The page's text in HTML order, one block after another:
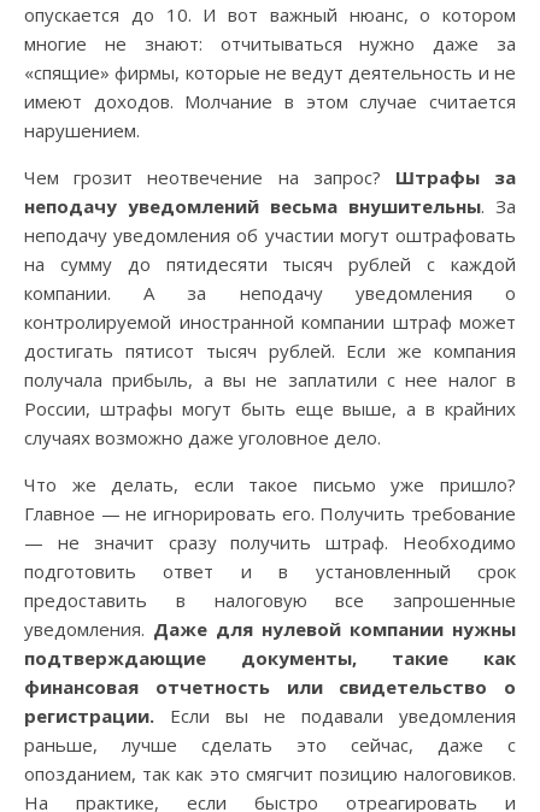
опускается до 10. И вот важный нюанс, о котором
многие не знают: отчитываться нужно даже за
«спящие» фирмы, которые не ведут деятельность и не
имеют доходов. Молчание в этом случае считается
нарушением.
Чем грозит неотвечение на запрос? Штрафы за
неподачу уведомлений весьма внушительны. За
неподачу уведомления об участии могут оштрафовать
на сумму до пятидесяти тысяч рублей с каждой
компании. А за неподачу уведомления о
контролируемой иностранной компании штраф может
достигать пятисот тысяч рублей. Если же компания
получала прибыль, а вы не заплатили с нее налог в
России, штрафы могут быть еще выше, а в крайних
случаях возможно даже уголовное дело.
Что же делать, если такое письмо уже пришло?
Главное — не игнорировать его. Получить требование
— не значит сразу получить штраф. Необходимо
подготовить ответ и в установленный срок
предоставить в налоговую все запрошенные
уведомления. Даже для нулевой компании нужны
подтверждающие документы, такие как
финансовая отчетность или свидетельство о
регистрации. Если вы не подавали уведомления
раньше, лучше сделать это сейчас, даже с
опозданием, так как это смягчит позицию налоговиков.
На практике, если быстро отреагировать и